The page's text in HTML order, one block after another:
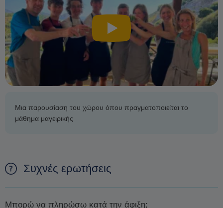
Μια παρουσίαση του χώρου όπου πραγματοποιείται το
μάθημα μαγειρικής
Συχνές ερωτήσεις
Μπορώ να πληρώσω κατά την άφιξη;